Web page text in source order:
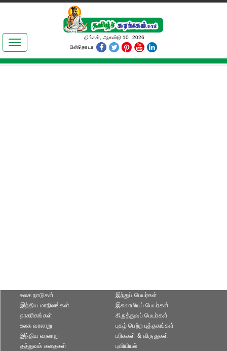
இலக்கியங்கள்
தமிழ் உலகம்
திங்கள், ஆகஸ்டு 10, 2026
பின்தொடர
உலக நாடுகள்
இந்திய மாநிலங்கள்
நாகரிகங்கள்
இந்துப் பெயர்கள்
இசுலாமியப் பெயர்கள்
கிருத்துவப் பெயர்கள்
உலக வரலாறு
இந்திய வரலாறு
தத்துவக் கதைகள்
புகழ் பெற்ற புத்தகங்கள்
பரிசுகள் & விருதுகள்
புவியியல்